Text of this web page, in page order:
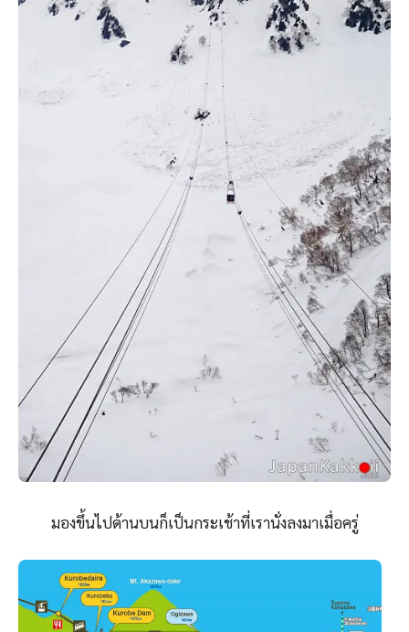
มองขึ้นไปด้านบนก็เป็นกระเช้าที่เรานั่งลงมาเมื่อครู่